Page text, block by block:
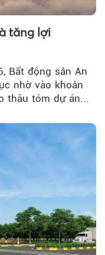
tăng lợi
Bất động sản An
nhờ vào khoản
thâu tóm dự án...